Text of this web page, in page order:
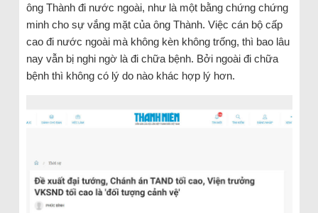
ông Thành đi nước ngoài, như là một bằng chứng chứng
minh cho sự vắng mặt của ông Thành. Việc cán bộ cấp
cao đi nước ngoài mà không kèn không trống, thì bao lâu
nay vẫn bị nghi ngờ là đi chữa bệnh. Bởi ngoài đi chữa
bệnh thì không có lý do nào khác hợp lý hơn.